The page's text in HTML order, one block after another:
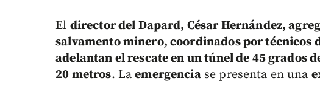
El director del Dapard, César Hernández,
salvamento minero, coordinados por técnicos
adelantan el rescate en un túnel de 45 grados
20 metros. Laemergenciase presenta en una